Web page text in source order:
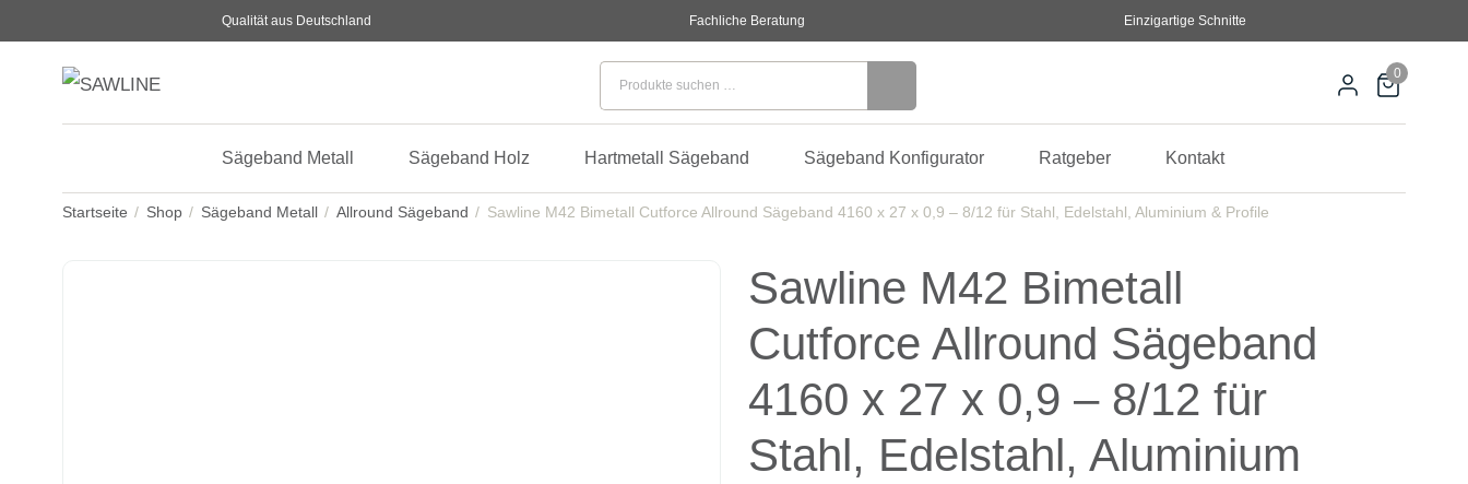
Qualität aus Deutschland Fachliche Beratung Einzigartige Schnitte
Sägeband Metall Sägeband Holz Hartmetall Sägeband Sägeband Konfigurator Ratgeber Kontakt
0
Startseite Shop Sägeband Metall Allround Sägeband Sawline M42 Bimetall Cutforce Allround Sägeband 4160 x 27 x 0,9 – 8/12 für Stahl, Edelstahl, Aluminium & Profile
Sawline M42 Bimetall
Cutforce Allround Sägeband
4160 x 27 x 0,9 – 8/12 für
Stahl, Edelstahl, Aluminium